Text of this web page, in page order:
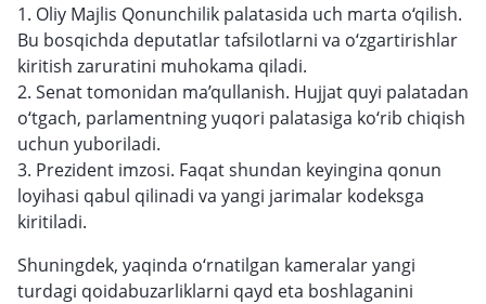
1. Oliy Majlis Qonunchilik palatasida uch marta o‘qilish.
Bu bosqichda deputatlar tafsilotlarni va o‘zgartirishlar
kiritish zaruratini muhokama qiladi.
2. Senat tomonidan ma’qullanish. Hujjat quyi palatadan
o‘tgach, parlamentning yuqori palatasiga ko‘rib chiqish
uchun yuboriladi.
3. Prezident imzosi. Faqat shundan keyingina qonun
loyihasi qabul qilinadi va yangi jarimalar kodeksga
kiritiladi.
Shuningdek, yaqinda o‘rnatilgan kameralar yangi
turdagi qoidabuzarliklarni qayd eta boshlaganini